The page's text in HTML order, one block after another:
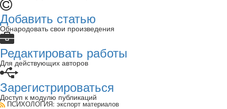
Добавить статью
Обнародовать свои произведения
Редактировать работы
Для действующих авторов
Зарегистрироваться
Доступ к модулю публикаций
ПСИХОЛОГИЯ: экспорт материалов